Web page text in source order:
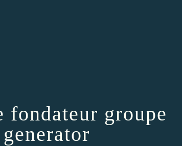
fondateur groupe